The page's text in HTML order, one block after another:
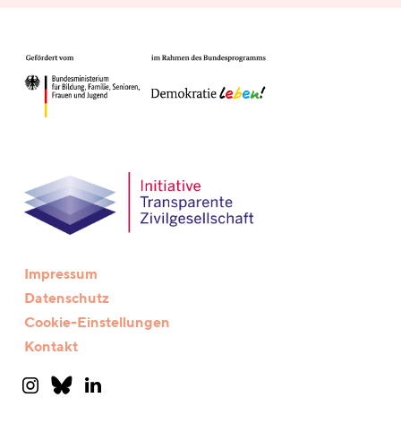
Impressum
Datenschutz
Cookie-Einstellungen
Kontakt